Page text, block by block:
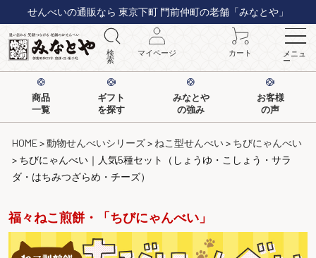
せんべいの通販なら 東京下町 門前仲町の老舗「みなとや」
検
索
マイページ カート メニュ
ー
商品
一覧
ギフト
を探す
みなとや
の強み
お客様
の声
HOME 動物せんべいシリーズ ねこ型せんべい
ちびにゃんべい
ちびにゃんべい｜人気5種セット（しょうゆ・こしょう・サラ
ダ・はちみつざらめ・チーズ）
福々ねこ煎餅・「ちびにゃんべい」